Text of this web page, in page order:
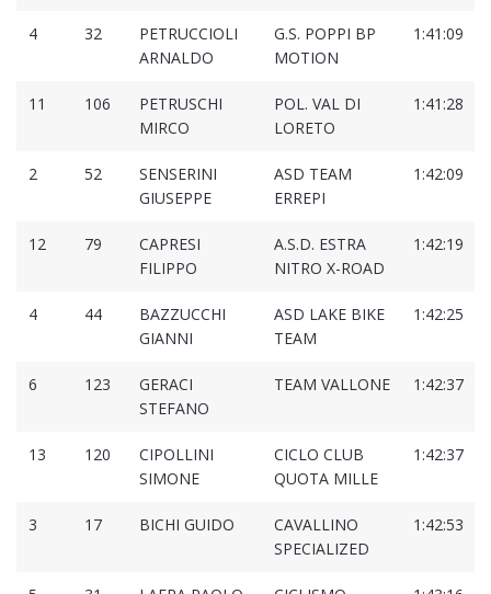
4 32
PETRUCCIOLI
ARNALDO
G.S. POPPI BP
MOTION
1:41:09
11 106
PETRUSCHI
MIRCO
POL. VAL DI
LORETO
1:41:28
2 52
SENSERINI
GIUSEPPE
ASD TEAM
ERREPI
1:42:09
12 79
CAPRESI
FILIPPO
A.S.D. ESTRA
NITRO X-ROAD
1:42:19
4 44
BAZZUCCHI
GIANNI
ASD LAKE BIKE
TEAM
1:42:25
6 123
GERACI
STEFANO
TEAM VALLONE 1:42:37
13 120
CIPOLLINI
SIMONE
CICLO CLUB
QUOTA MILLE
1:42:37
3 17 BICHI GUIDO
CAVALLINO
SPECIALIZED
1:42:53